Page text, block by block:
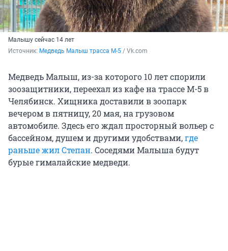
Малышу сейчас 14 лет
Источник: Медведь Малыш трасса М-5 / Vk.com
Медведь Малыш, из-за которого 10 лет спорили
зоозащитники, переехал из кафе на трассе М-5 в
Челябинск. Хищника доставили в зоопарк
вечером в пятницу, 20 мая, на грузовом
автомобиле. Здесь его ждал просторный вольер с
бассейном, душем и другими удобствами,где
раньше жил Степан. Соседями Малыша будут
бурые гималайские медведи.